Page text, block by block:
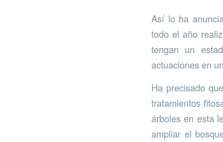
Así lo ha
todo el año
tengan un
actuaciones en
Ha precisado
tratamientos
árboles en esta
ampliar el